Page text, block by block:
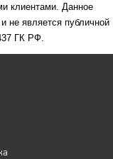
клиентами. Данное
не является публичной
ГК РФ.